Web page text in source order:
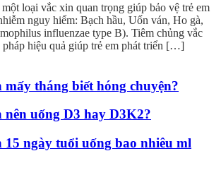
loại vắc xin quan trọng giúp bảo vệ trẻ em
nguy hiểm: Bạch hầu, Uốn ván, Ho gà,
influenzae type B). Tiêm chủng vắc
hiệu quả giúp trẻ em phát triển […]
mấy tháng biết hóng chuyện?
nên uống D3 hay D3K2?
15 ngày tuổi uống bao nhiêu ml